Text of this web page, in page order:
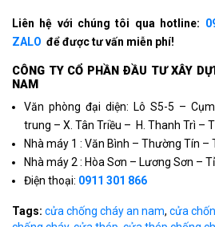
Liên hệ với chúng tôi qua hotline:
ZALO để được tư vấn miễn phí!
CÔNG TY CỔ PHẦN ÐẦU TƯ XÂY
NAM
Văn phòng đại diện: Lô S5-5 –
trung – X. Tân Triều – H. Thanh Trì –
Nhà máy 1 : Văn Bình – Thường Tín –
Nhà máy 2 : Hòa Sơn – Lương Sơn –
Điện thoại: 0911 301 866
Tags: cửa chống cháy an nam, cửa